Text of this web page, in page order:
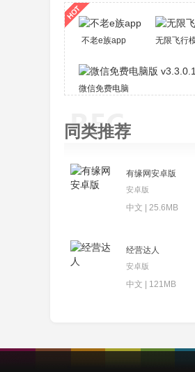
不老e族app 无限飞行
微信免费电脑版 v3.3.0.1000 最
同类推荐
有缘网安卓版
安卓版
中文 | 25.6MB
经营达人
安卓版
中文 | 121MB